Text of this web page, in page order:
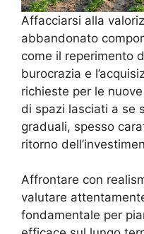
Affacciarsi alla
abbandonato
come il reperimento
burocrazia e
richieste per le
di spazi lasciati a se
graduali, spesso
ritorno
Affrontare con
valutare
fondamentale per